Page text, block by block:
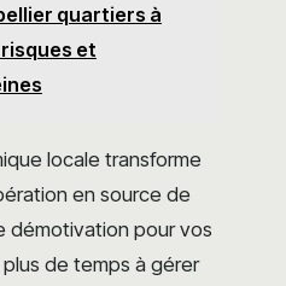
quartiers à
et
locale transforme
en source de
démotivation pour vos
de temps à gérer